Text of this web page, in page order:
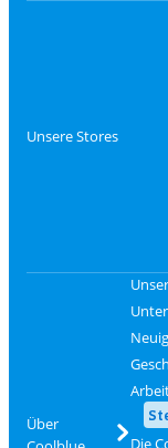
Unsere Stores
Über
Die